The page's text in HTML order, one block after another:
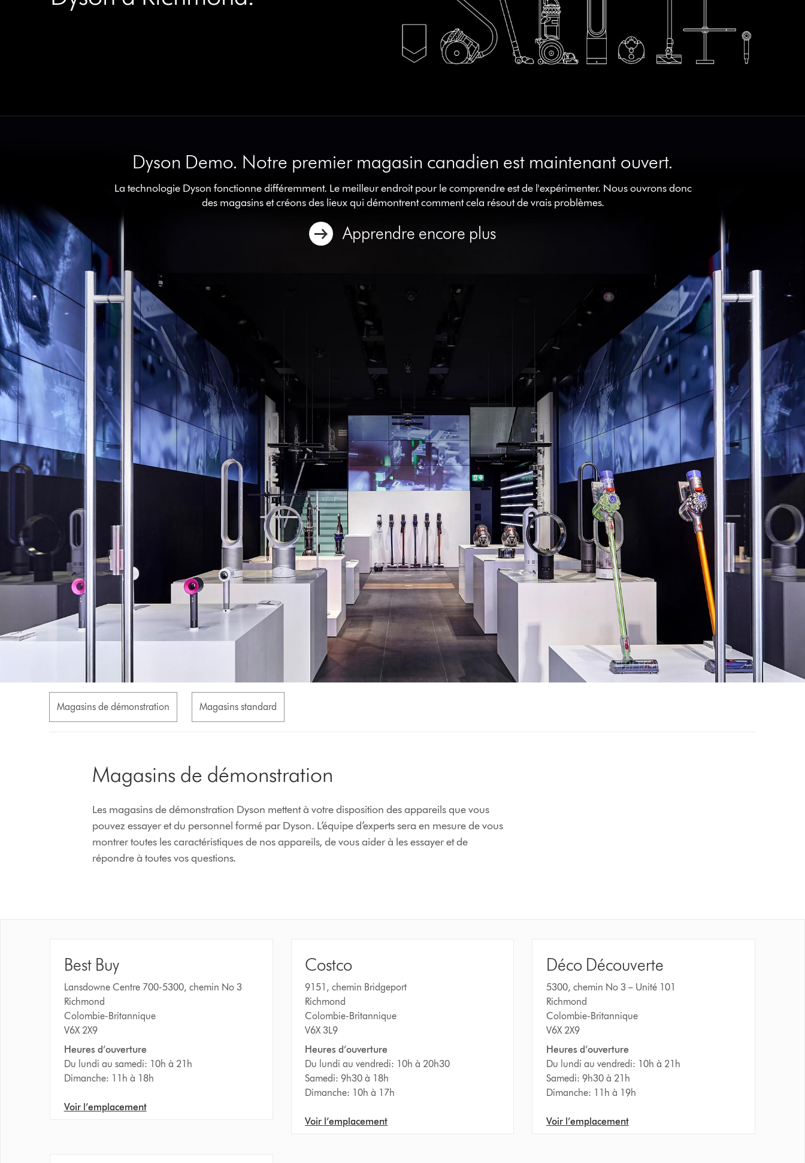
Dyson Demo. Notre premier magasin canadien est maintenant ouvert.
La technologie Dyson fonctionne différemment. Le meilleur endroit pour le comprendre est de l'expérimenter. Nous ouvrons donc
des magasins et créons des lieux qui démontrent comment cela résout de vrais problèmes.
Apprendre encore plus
Magasins de démonstration Magasins standard
Magasins de démonstration
Les magasins de démonstration Dyson mettent à votre disposition des appareils que vous
pouvez essayer et du personnel formé par Dyson. L’équipe d’experts sera en mesure de vous
montrer toutes les caractéristiques de nos appareils, de vous aider à les essayer et de
répondre à toutes vos questions.
Best Buy
Lansdowne Centre 700-5300, chemin No 3
Richmond
Colombie-Britannique
V6X 2X9
Heures d’ouverture
Du lundi au samedi: 10h à 21h
Dimanche: 11h à 18h
Voir l’emplacement
Costco
9151, chemin Bridgeport
Richmond
Colombie-Britannique
V6X 3L9
Heures d’ouverture
Du lundi au vendredi: 10h à 20h30
Samedi: 9h30 à 18h
Dimanche: 10h à 17h
Voir l’emplacement
Déco Découverte
5300, chemin No 3 – Unité 101
Richmond
Colombie-Britannique
V6X 2X9
Heures d’ouverture
Du lundi au vendredi: 10h à 21h
Samedi: 9h30 à 21h
Dimanche: 11h à 19h
Voir l’emplacement